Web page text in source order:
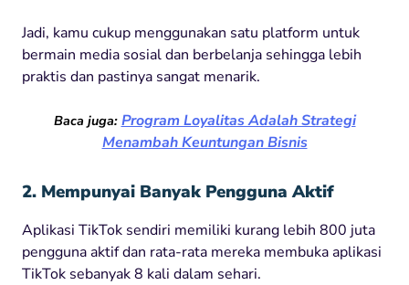
Jadi, kamu cukup menggunakan satu platform untuk
bermain media sosial dan berbelanja sehingga lebih
praktis dan pastinya sangat menarik.
Baca juga: Program Loyalitas Adalah Strategi
Menambah Keuntungan Bisnis
2. Mempunyai Banyak Pengguna Aktif
Aplikasi TikTok sendiri memiliki kurang lebih 800 juta
pengguna aktif dan rata-rata mereka membuka aplikasi
TikTok sebanyak 8 kali dalam sehari.